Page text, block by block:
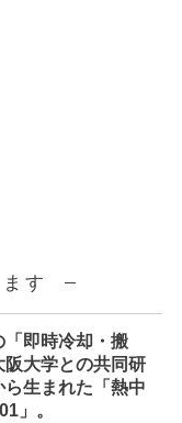
す
即時冷却・搬
大学との共同研
生まれた「熱中
」。